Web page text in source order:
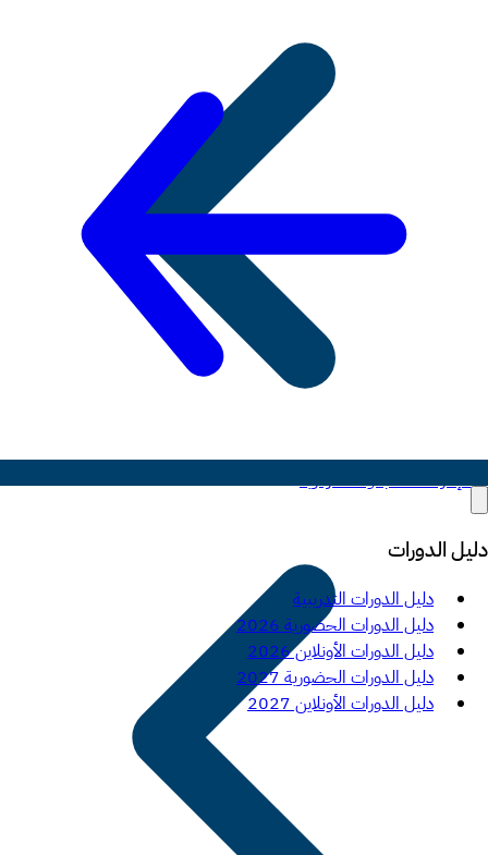
دليل الدورات
دليل الدورات التدريبية
دليل الدورات الحضورية 2026
دليل الدورات الأونلاين 2026
دليل الدورات الحضورية 2027
دليل الدورات الأونلاين 2027
08إدارة المكاتب و السكرتارية